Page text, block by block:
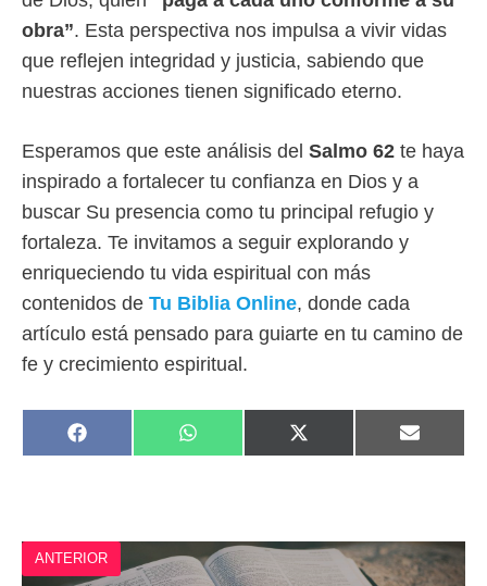
obra”. Esta perspectiva nos impulsa a vivir vidas
que reflejen integridad y justicia, sabiendo que
nuestras acciones tienen significado eterno.
Esperamos que este análisis del Salmo 62 te haya
inspirado a fortalecer tu confianza en Dios y a
buscar Su presencia como tu principal refugio y
fortaleza. Te invitamos a seguir explorando y
enriqueciendo tu vida espiritual con más
contenidos de Tu Biblia Online, donde cada
artículo está pensado para guiarte en tu camino de
fe y crecimiento espiritual.
COMPARTIR
EN
F
A
O
K
COMPARTIR
EN
W
H
P
P
COMPARTIR
EN
X
(
T
EN
E
M
ANTERIOR